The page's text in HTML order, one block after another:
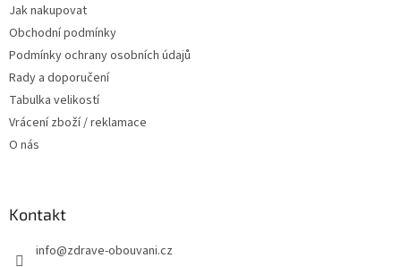
Jak nakupovat
Obchodní podmínky
Podmínky ochrany osobních údajů
Rady a doporučení
Tabulka velikostí
Vrácení zboží / reklamace
O nás
Kontakt
info@zdrave-obouvani.cz